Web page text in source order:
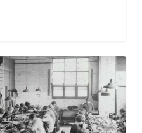
Arbeitsvermittlung
oder
lieber
Einzelcoaching?